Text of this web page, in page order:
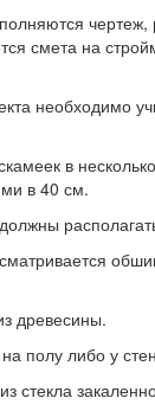
чертеж,
смета на
необходимо
в
в 40 см.
древесины.
полу либо у
стекла